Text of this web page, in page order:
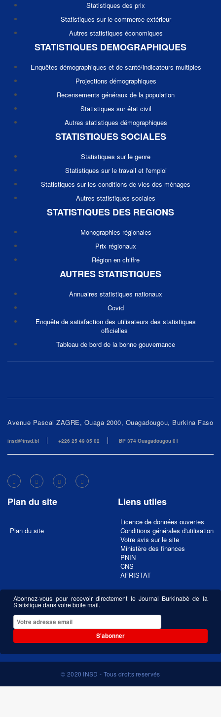
Statistiques des prix
Statistiques sur le commerce extérieur
Autres statistiques économiques
STATISTIQUES DEMOGRAPHIQUES
Enquêtes démographiques et de santé/indicateurs multiples
Projections démographiques
Recensements généraux de la population
Statistiques sur état civil
Autres statistiques démographiques
STATISTIQUES SOCIALES
Statistiques sur le genre
Statistiques sur le travail et l'emploi
Statistiques sur les conditions de vies des ménages
Autres statistiques sociales
STATISTIQUES DES REGIONS
Monographies régionales
Prix régionaux
Région en chiffre
AUTRES STATISTIQUES
Annuaires statistiques nationaux
Covid
Enquête de satisfaction des utilisateurs des statistiques
officielles
Tableau de bord de la bonne gouvernance
Avenue Pascal ZAGRE, Ouaga 2000, Ouagadougou, Burkina Faso
insd@insd.bf +226 25 49 85 02 BP 374 Ouagadougou 01
Plan du site
Plan du site
Liens utiles
Licence de données ouvertes
Conditions générales d'utilisation
Votre avis sur le site
Ministère des finances
PNIN
CNS
AFRISTAT
Abonnez-vous pour recevoir directement le Journal Burkinabè de la
Statistique dans votre boîte mail.
S'abonner
© 2020 INSD - Tous droits reservés